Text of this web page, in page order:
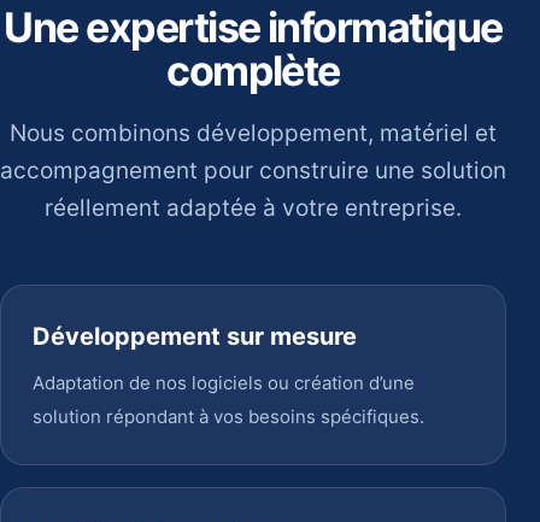
Une expertise informatique
complète
Nous combinons développement, matériel et
accompagnement pour construire une solution
réellement adaptée à votre entreprise.
Développement sur mesure
Adaptation de nos logiciels ou création d’une
solution répondant à vos besoins spécifiques.